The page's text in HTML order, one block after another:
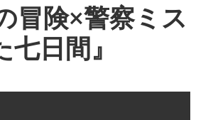
冒険×警察ミス
日間』